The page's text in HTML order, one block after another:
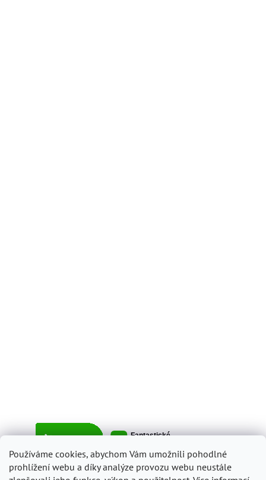
Používáme cookies, abychom Vám umožnili pohodlné
prohlížení webu a díky analýze provozu webu neustále